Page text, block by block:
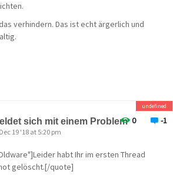
verhindern. Das ist echt ärgerlich und
0 -1
undefined
sich mit einem Problem
19 '18 at 5:20 pm
habt Ihr im ersten Thread
gelöscht.[/quote]